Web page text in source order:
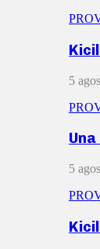
5
5